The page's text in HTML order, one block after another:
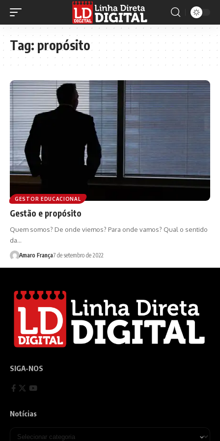
Tag: propósito
GESTOR EDUCACIONAL
Gestão e propósito
Quem somos? De onde viemos? Para onde vamos? Qual o sentido
da…
Amaro França7 de setembro de 2022
SIGA-NOS
Notícias